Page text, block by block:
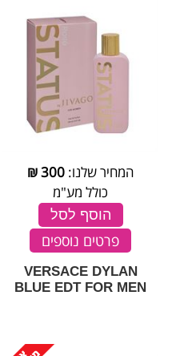
המחיר שלנו: 300
₪
כולל מע"מ
הוסף לסל
פרטים נוספים
VERSACE DYLAN
BLUE EDT FOR MEN